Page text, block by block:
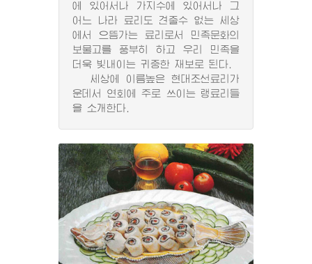
에 있어서나 가지수에 있어서나 그
어느 나라 료리도 견줄수 없는 세상
에서 으뜸가는 료리로서 민족문화의
보물고를 풍부히 하고 우리 민족을
더욱 빛내이는 귀중한 재보로 된다.
세상에 이름높은 현대조선료리가
운데서 연회에 주로 쓰이는 랭료리들
을 소개한다.